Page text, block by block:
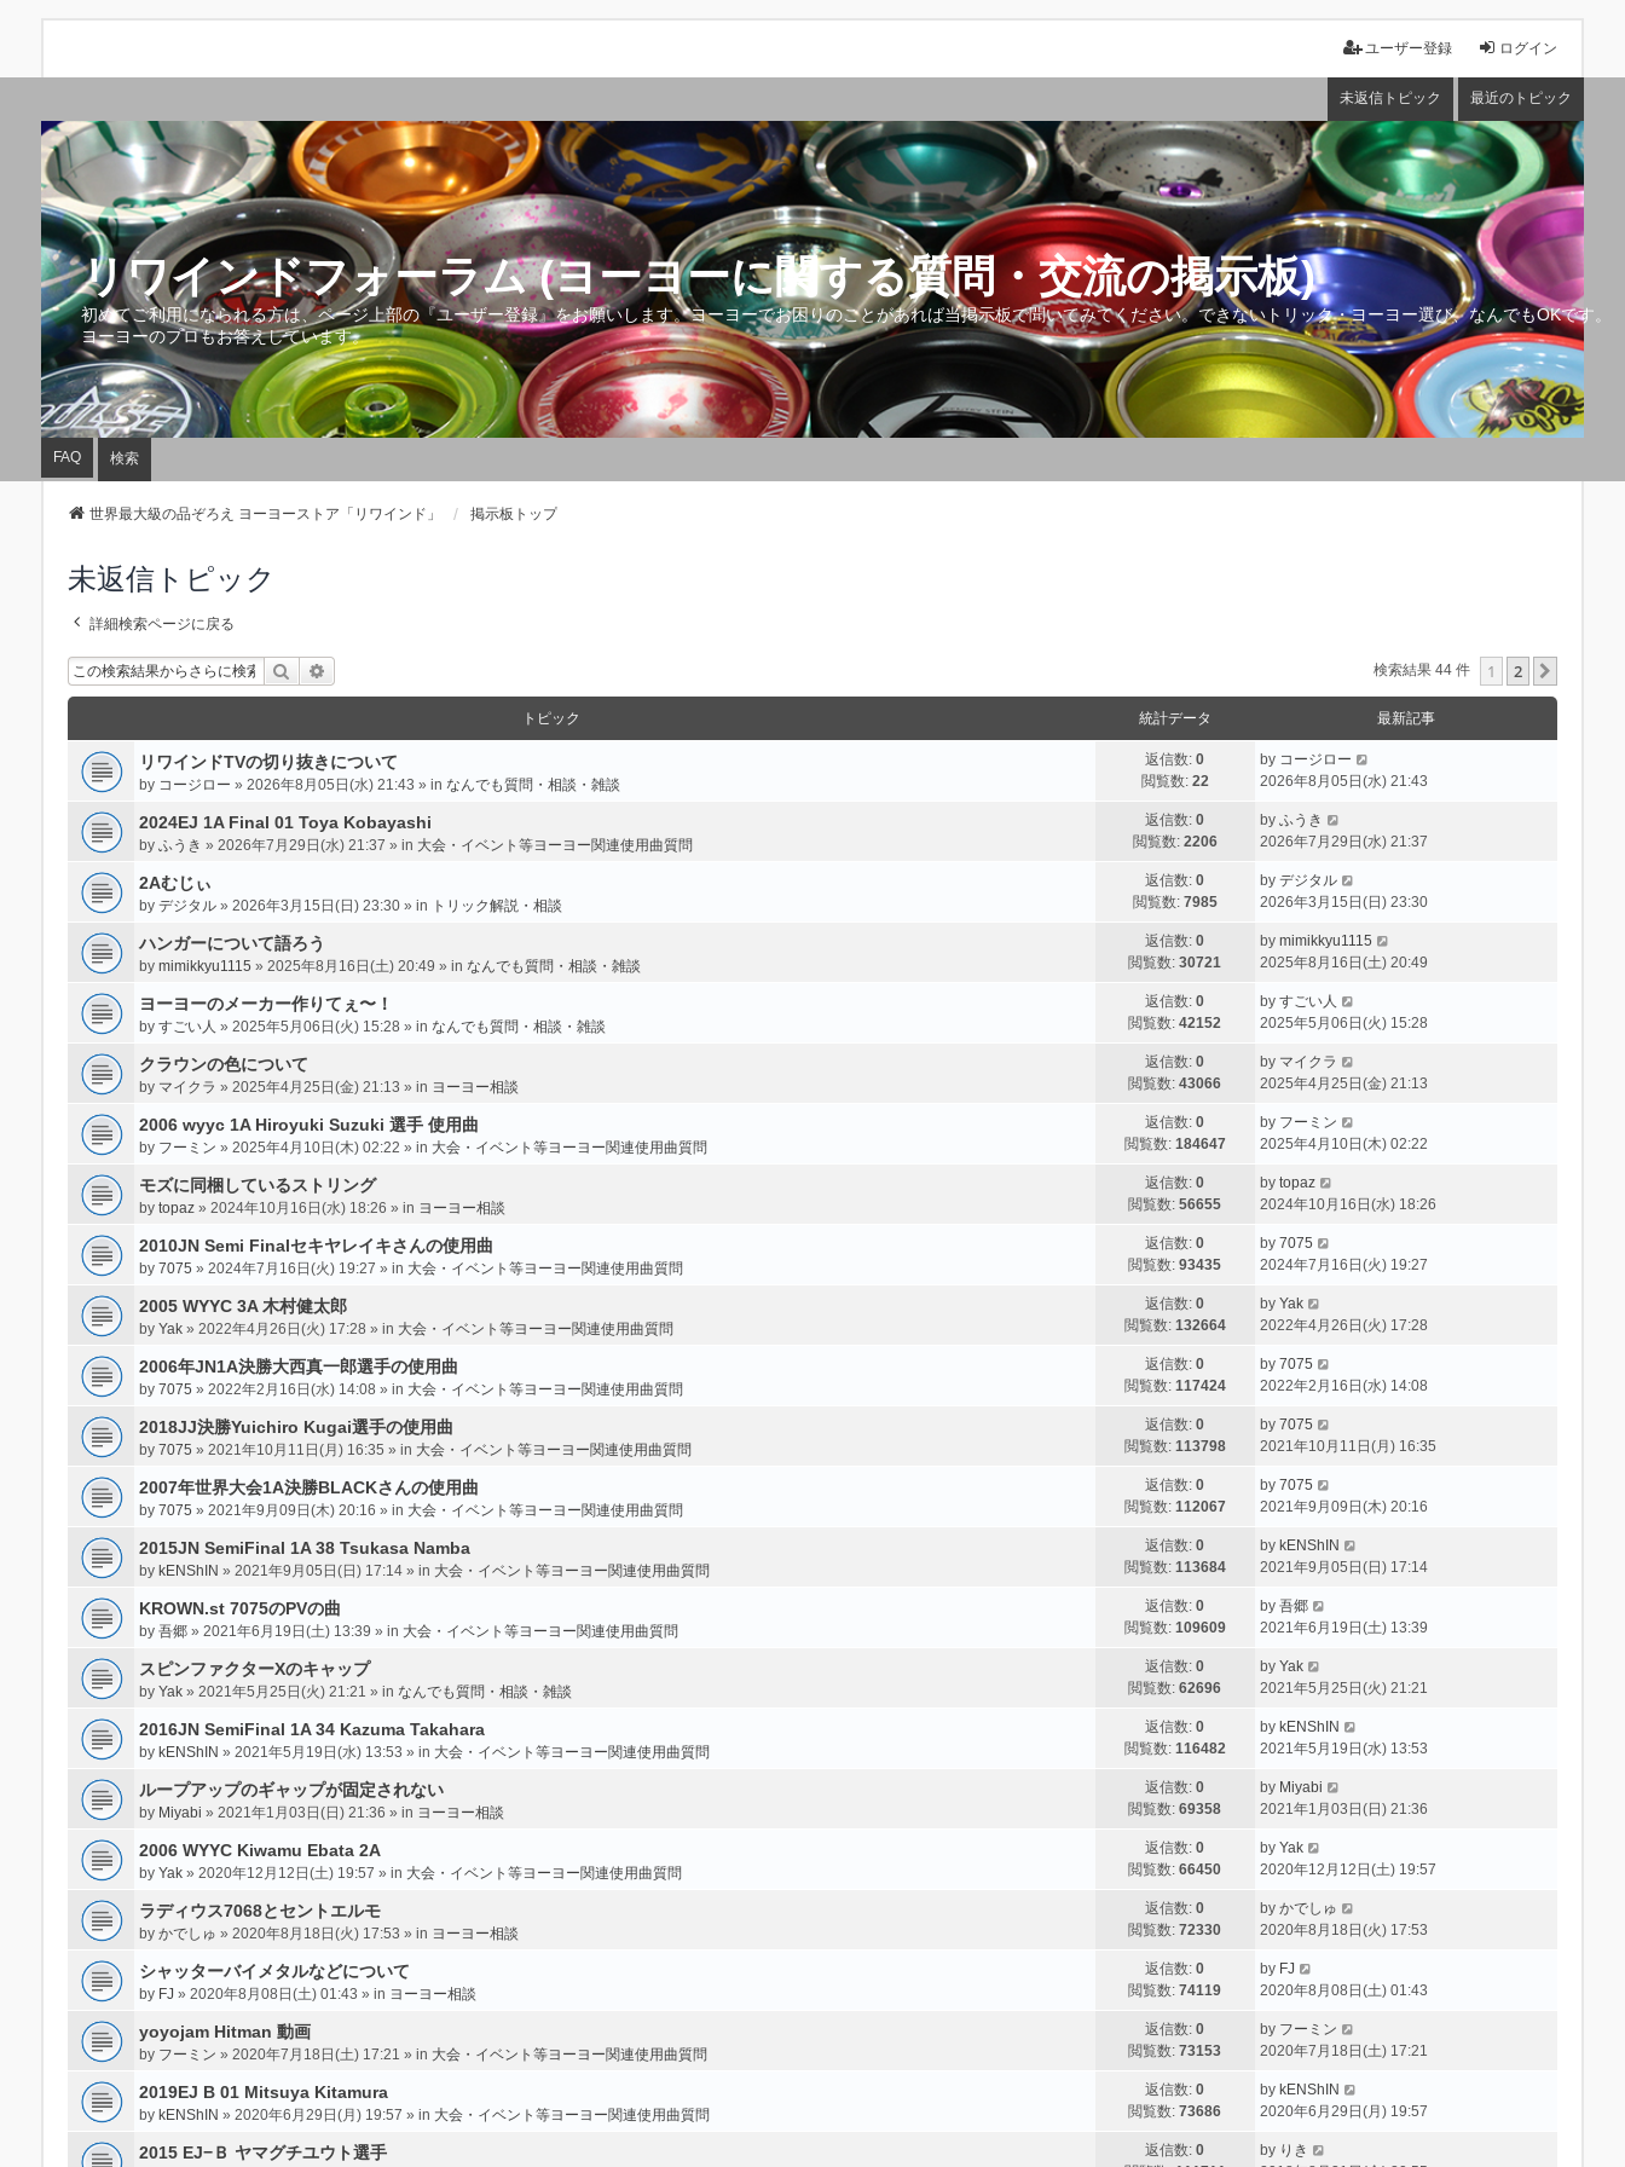
ログイン
ユーザー登録
未返信トピック 最近のトピック
リワインドフォーラム (ヨーヨーに関する質問・交流の掲示板)
初めてご利用になられる方は、ページ上部の『ユーザー登録』をお願いします。ヨーヨーでお困りのことがあれば当掲示板で聞いてみてください。できないトリック・ヨーヨー選び、なんでもOKです。
ヨーヨーのプロもお答えしています。
FAQ 検索
世界最大級の品ぞろえ ヨーヨーストア「リワインド」 掲示板トップ
未返信トピック
詳細検索ページに戻る
検索 検索結果 44 件 1 2
トピック 統計データ 最新記事
リワインドTVの切り抜きについて
by コージロー » 2026年8月05日(水) 21:43 » in なんでも質問・相談・雑談
返信数:0
閲覧数: 22
by コージロー
2026年8月05日(水) 21:43
2024EJ 1A Final 01 Toya Kobayashi
by ふうき » 2026年7月29日(水) 21:37 » in 大会・イベント等ヨーヨー関連使用曲質問
返信数:0
閲覧数: 2206
by ふうき
2026年7月29日(水) 21:37
2Aむじぃ
by デジタル» 2026年3月15日(日) 23:30 » in トリック解説・相談
返信数:0
閲覧数: 7985
by デジタル
2026年3月15日(日) 23:30
ハンガーについて語ろう
by mimikkyu1115 » 2025年8月16日(土) 20:49 » in なんでも質問・相談・雑談
返信数:0
閲覧数:30721
by mimikkyu1115
2025年8月16日(土) 20:49
ヨーヨーのメーカー作りてぇ〜！
by すごい人 » 2025年5月06日(火) 15:28 » in なんでも質問・相談・雑談
返信数:0
閲覧数:42152
by すごい人
2025年5月06日(火) 15:28
クラウンの色について
by マイクラ » 2025年4月25日(金) 21:13 » in ヨーヨー相談
返信数:0
閲覧数:43066
by マイクラ
2025年4月25日(金) 21:13
2006 wyyc 1A Hiroyuki Suzuki 選手 使用曲
by フーミン » 2025年4月10日(木) 02:22 » in 大会・イベント等ヨーヨー関連使用曲質問
返信数:0
閲覧数: 184647
by フーミン
2025年4月10日(木) 02:22
モズに同梱しているストリング
by topaz» 2024年10月16日(水) 18:26 » in ヨーヨー相談
返信数:0
閲覧数:56655
by topaz
2024年10月16日(水) 18:26
2010JN Semi Finalセキヤレイキさんの使用曲
by 7075 » 2024年7月16日(火) 19:27 » in 大会・イベント等ヨーヨー関連使用曲質問
返信数:0
閲覧数:93435
by 7075
2024年7月16日(火) 19:27
2005 WYYC 3A 木村健太郎
by Yak» 2022年4月26日(火) 17:28 » in 大会・イベント等ヨーヨー関連使用曲質問
返信数:0
閲覧数: 132664
by Yak
2022年4月26日(火) 17:28
2006年JN1A決勝大西真一郎選手の使用曲
by 7075 » 2022年2月16日(水) 14:08 » in 大会・イベント等ヨーヨー関連使用曲質問
返信数:0
閲覧数: 117424
by 7075
2022年2月16日(水) 14:08
2018JJ決勝Yuichiro Kugai選手の使用曲
by 7075 » 2021年10月11日(月) 16:35 » in 大会・イベント等ヨーヨー関連使用曲質問
返信数:0
閲覧数: 113798
by 7075
2021年10月11日(月) 16:35
2007年世界大会1A決勝BLACKさんの使用曲
by 7075 » 2021年9月09日(木) 20:16 » in 大会・イベント等ヨーヨー関連使用曲質問
返信数:0
閲覧数: 112067
by 7075
2021年9月09日(木) 20:16
2015JN SemiFinal 1A 38 Tsukasa Namba
by kENShIN » 2021年9月05日(日) 17:14 » in 大会・イベント等ヨーヨー関連使用曲質問
返信数:0
閲覧数: 113684
by kENShIN
2021年9月05日(日) 17:14
KROWN.st 7075のPVの曲
by 吾郷» 2021年6月19日(土) 13:39 » in 大会・イベント等ヨーヨー関連使用曲質問
返信数:0
閲覧数: 109609
by 吾郷
2021年6月19日(土) 13:39
スピンファクターXのキャップ
by Yak» 2021年5月25日(火) 21:21 » in なんでも質問・相談・雑談
返信数:0
閲覧数:62696
by Yak
2021年5月25日(火) 21:21
2016JN SemiFinal 1A 34 Kazuma Takahara
by kENShIN » 2021年5月19日(水) 13:53 » in 大会・イベント等ヨーヨー関連使用曲質問
返信数:0
閲覧数: 116482
by kENShIN
2021年5月19日(水) 13:53
ループアップのギャップが固定されない
by Miyabi » 2021年1月03日(日) 21:36 » in ヨーヨー相談
返信数:0
閲覧数:69358
by Miyabi
2021年1月03日(日) 21:36
2006 WYYC Kiwamu Ebata 2A
by Yak» 2020年12月12日(土) 19:57 » in 大会・イベント等ヨーヨー関連使用曲質問
返信数:0
閲覧数:66450
by Yak
2020年12月12日(土) 19:57
ラディウス7068とセントエルモ
by かでしゅ » 2020年8月18日(火) 17:53 » in ヨーヨー相談
返信数:0
閲覧数:72330
by かでしゅ
2020年8月18日(火) 17:53
シャッターバイメタルなどについて
by FJ » 2020年8月08日(土) 01:43 » in ヨーヨー相談
返信数:0
閲覧数:74119
by FJ
2020年8月08日(土) 01:43
yoyojam Hitman 動画
by フーミン » 2020年7月18日(土) 17:21 » in 大会・イベント等ヨーヨー関連使用曲質問
返信数:0
閲覧数:73153
by フーミン
2020年7月18日(土) 17:21
2019EJ B 01 Mitsuya Kitamura
by kENShIN » 2020年6月29日(月) 19:57 » in 大会・イベント等ヨーヨー関連使用曲質問
返信数:0
閲覧数:73686
by kENShIN
2020年6月29日(月) 19:57
2015 EJ−Ｂ ヤマグチユウト選手 返信数:0
by りき